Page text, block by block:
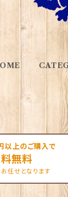
上のご購入で
無料
任せとなります